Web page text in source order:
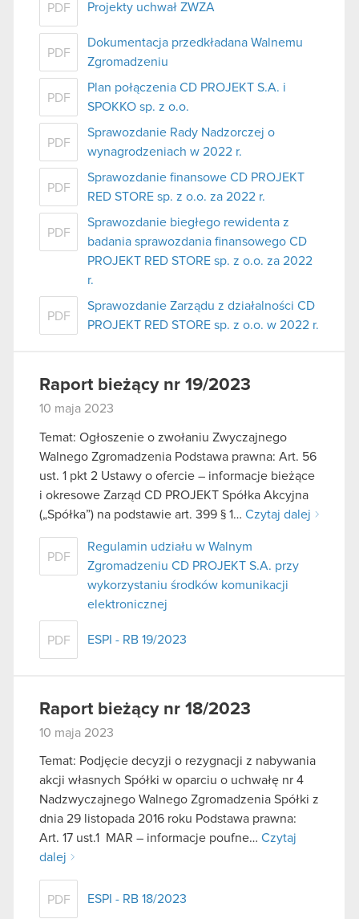
PDF Projekty uchwał ZWZA
PDF
Dokumentacja przedkładana Walnemu
Zgromadzeniu
PDF
Plan połączenia CD PROJEKT S.A. i
SPOKKO sp. z o.o.
PDF
Sprawozdanie Rady Nadzorczej o
wynagrodzeniach w 2022 r.
PDF
Sprawozdanie finansowe CD PROJEKT
RED STORE sp. z o.o. za 2022 r.
PDF
Sprawozdanie biegłego rewidenta z
badania sprawozdania finansowego CD
PROJEKT RED STORE sp. z o.o. za 2022
r.
PDF
Sprawozdanie Zarządu z działalności CD
PROJEKT RED STORE sp. z o.o. w 2022 r.
Raport bieżący nr 19/2023
10 maja 2023
Temat: Ogłoszenie o zwołaniu Zwyczajnego
Walnego Zgromadzenia Podstawa prawna: Art. 56
ust. 1 pkt 2 Ustawy o ofercie – informacje bieżące
i okresowe Zarząd CD PROJEKT Spółka Akcyjna
(„Spółka”) na podstawie art. 399 § 1… Czytaj dalej
PDF
Regulamin udziału w Walnym
Zgromadzeniu CD PROJEKT S.A. przy
wykorzystaniu środków komunikacji
elektronicznej
PDF ESPI - RB 19/2023
Raport bieżący nr 18/2023
10 maja 2023
Temat: Podjęcie decyzji o rezygnacji z nabywania
akcji własnych Spółki w oparciu o uchwałę nr 4
Nadzwyczajnego Walnego Zgromadzenia Spółki z
dnia 29 listopada 2016 roku Podstawa prawna:
Art. 17 ust.1 MAR – informacje poufne… Czytaj
dalej
PDF ESPI - RB 18/2023